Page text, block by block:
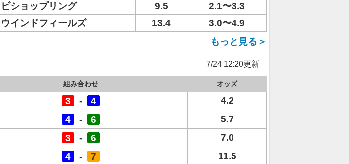
ビショップリング 9.5
2.1〜3.3
ウインドフィールズ 13.4
3.0〜4.9
もっと見る＞
7/24 12:20更新
組み合わせ オッズ
3 - 4
4.2
4 - 6
5.7
3 - 6
7.0
4 - 7
11.5